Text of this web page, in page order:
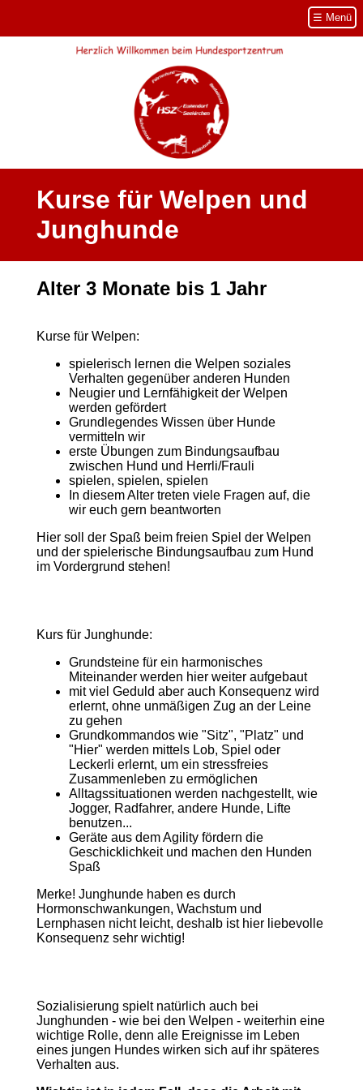
☰ Menü
Kurse für Welpen und
Junghunde
Alter 3 Monate bis 1 Jahr
Kurse für Welpen:
spielerisch lernen die Welpen soziales
Verhalten gegenüber anderen Hunden
Neugier und Lernfähigkeit der Welpen
werden gefördert
Grundlegendes Wissen über Hunde
vermitteln wir
erste Übungen zum Bindungsaufbau
zwischen Hund und Herrli/Frauli
spielen, spielen, spielen
In diesem Alter treten viele Fragen auf, die
wir euch gern beantworten
Hier soll der Spaß beim freien Spiel der Welpen
und der spielerische Bindungsaufbau zum Hund
im Vordergrund stehen!
Kurs für Junghunde:
Grundsteine für ein harmonisches
Miteinander werden hier weiter aufgebaut
mit viel Geduld aber auch Konsequenz wird
erlernt, ohne unmäßigen Zug an der Leine
zu gehen
Grundkommandos wie "Sitz", "Platz" und
"Hier" werden mittels Lob, Spiel oder
Leckerli erlernt, um ein stressfreies
Zusammenleben zu ermöglichen
Alltagssituationen werden nachgestellt, wie
Jogger, Radfahrer, andere Hunde, Lifte
benutzen...
Geräte aus dem Agility fördern die
Geschicklichkeit und machen den Hunden
Spaß
Merke! Junghunde haben es durch
Hormonschwankungen, Wachstum und
Lernphasen nicht leicht, deshalb ist hier liebevolle
Konsequenz sehr wichtig!
Sozialisierung spielt natürlich auch bei
Junghunden - wie bei den Welpen - weiterhin eine
wichtige Rolle, denn alle Ereignisse im Leben
eines jungen Hundes wirken sich auf ihr späteres
Verhalten aus.